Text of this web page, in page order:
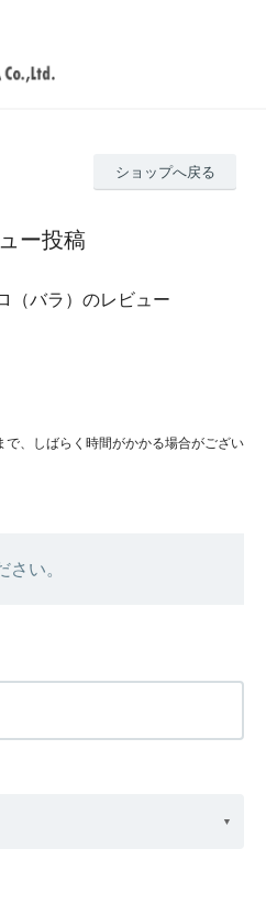
ショップへ戻る
ー投稿
（バラ）のレビュー
、しばらく時間がかかる場合がござい
さい。